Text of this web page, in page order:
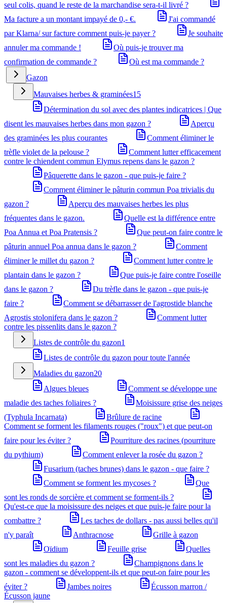
seul colis, quand le reste de la marchandise sera-t-il livré ?
Ma facture a un montant impayé de 0,- €.
J'ai commandé
par Klarna/ sur facture comment puis-je payer ?
Je souhaite
annuler ma commande !
Où puis-je trouver ma
confirmation de commande ?
Où est ma commande ?
Gazon
Mauvaises herbes & graminées15
Détermination du sol avec des plantes indicatrices | Que
disent les mauvaises herbes dans mon gazon ?
Aperçu
des graminées les plus courantes
Comment éliminer le
trèfle violet de la pelouse ?
Comment lutter efficacement
contre le chiendent commun Elymus repens dans le gazon ?
Pâquerette dans le gazon - que puis-je faire ?
Comment éliminer le pâturin commun Poa trivialis du
gazon ?
Aperçu des mauvaises herbes les plus
fréquentes dans le gazon.
Quelle est la différence entre
Poa Annua et Poa Pratensis ?
Que peut-on faire contre le
pâturin annuel Poa annua dans le gazon ?
Comment
éliminer le millet du gazon ?
Comment lutter contre le
plantain dans le gazon ?
Que puis-je faire contre l'oseille
dans le gazon ?
Du trèfle dans le gazon - que puis-je
faire ?
Comment se débarrasser de l'agrostide blanche
Agrostis stolonifera dans le gazon ?
Comment lutter
contre les pissenlits dans le gazon ?
Listes de contrôle du gazon1
Listes de contrôle du gazon pour toute l'année
Maladies du gazon20
Algues bleues
Comment se développe une
maladie des taches foliaires ?
Moisissure grise des neiges
(Typhula Incarnata)
Brûlure de racine
Comment se forment les filaments rouges ("roux") et que peut-on
faire pour les éviter ?
Pourriture des racines (pourriture
du pythium)
Comment enlever la rosée du gazon ?
Fusarium (taches brunes) dans le gazon - que faire ?
Comment se forment les mycoses ?
Que
sont les ronds de sorcière et comment se forment-ils ?
Qu'est-ce que la moisissure des neiges et que puis-je faire pour la
combattre ?
Les taches de dollars - pas aussi belles qu'il
n'y paraît
Anthracnose
Grille à gazon
Oïdium
Feuille grise
Quelles
sont les maladies du gazon ?
Champignons dans le
gazon - comment se développent-ils et que peut-on faire pour les
éviter ?
Jambes noires
Écusson marron /
Écusson jaune